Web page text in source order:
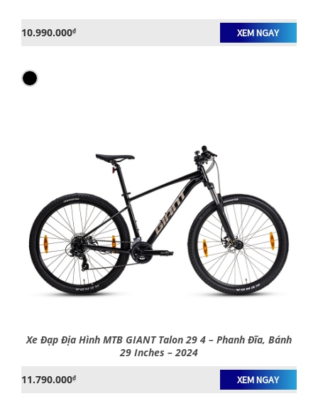
10.990.000₫ XEM NGAY
Xe Đạp Địa Hình MTB GIANT Talon 29 4 – Phanh Đĩa, Bánh
29 Inches – 2024
11.790.000₫ XEM NGAY